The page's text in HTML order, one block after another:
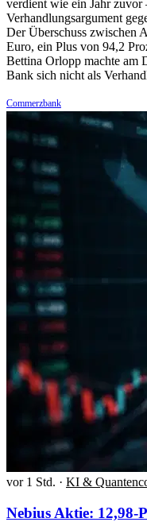
verdient wie ein Jahr zuvor
Verhandlungsargument
Der Überschuss zwischen
Euro, ein Plus von 94,2
Bettina Orlopp machte am
Bank sich nicht als
Commerzbank
vor 1 Std. · KI &
Nebius Aktie: 12,98-